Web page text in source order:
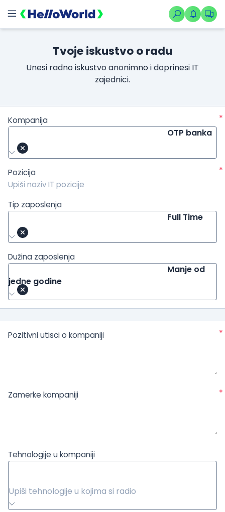
Tvoje iskustvo o radu
Unesi radno iskustvo anonimno i doprinesi IT
zajednici.
Kompanija
*
OTP banka
Pozicija *
Tip zaposlenja
Full Time
Dužina zaposlenja
Manje od
jedne godine
Pozitivni utisci o kompaniji *
Zamerke kompaniji *
Tehnologije u kompaniji
Upiši tehnologije u kojima si radio
/kompanije/iskustvo/